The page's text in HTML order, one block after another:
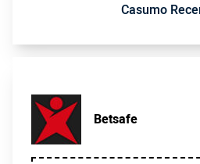
Casumo
Betsafe